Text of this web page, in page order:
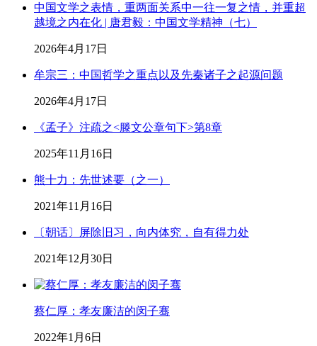
中国文学之表情，重两面关系中一往一复之情，并重超
越境之内在化 | 唐君毅：中国文学精神（七）
2026年4月17日
牟宗三：中国哲学之重点以及先秦诸子之起源问题
2026年4月17日
《孟子》注疏之<滕文公章句下>第8章
2025年11月16日
熊十力：先世述要（之一）
2021年11月16日
〔朝话〕屏除旧习，向内体究，自有得力处
2021年12月30日
蔡仁厚：孝友廉洁的闵子骞
2022年1月6日